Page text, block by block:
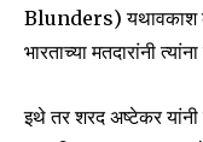
Join our
To subscribe, simply
Blunders) यथावकाश
भारताच्या मतदारांनी
इथे तर शरद अष्टेकर